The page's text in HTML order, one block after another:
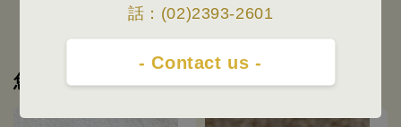
話：(02)2393-2601
- Contact us -
您可能也喜歡